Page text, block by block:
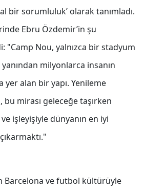
bir sorumluluk’ olarak tanımladı.
Ebru Özdemir’in şu
"Camp Nou, yalnızca bir stadyum
milyonlarca insanın
yer alan bir yapı. Yenileme
mirası geleceğe taşırken
işleyişiyle dünyanın en iyi
Barcelona ve futbol kültürüyle